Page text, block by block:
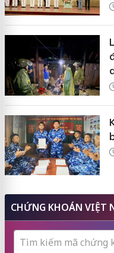
CHỨNG KHOÁN VIỆT
Tìm kiếm mã chứng